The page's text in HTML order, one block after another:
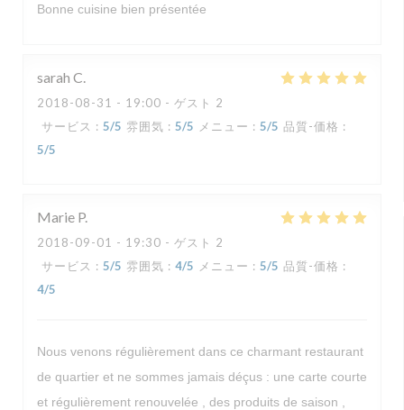
Bonne cuisine bien présentée
sarah C
2018-08-31 - 19:00 - ゲスト 2
サービス : 5/5 雰囲気 : 5/5 メニュー : 5/5 品質-価格 :
5/5
Marie P
2018-09-01 - 19:30 - ゲスト 2
サービス : 5/5 雰囲気 : 4/5 メニュー : 5/5 品質-価格 :
4/5
Nous venons régulièrement dans ce charmant restaurant
de quartier et ne sommes jamais déçus : une carte courte
et régulièrement renouvelée , des produits de saison ,